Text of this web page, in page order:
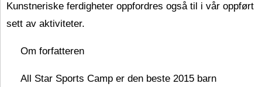
Kunstneriske ferdigheter oppfordres også til i vår oppført
sett av aktiviteter.
Om forfatteren
All Star Sports Camp er den beste 2015 barn